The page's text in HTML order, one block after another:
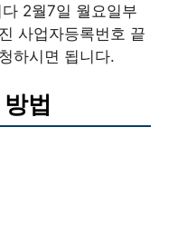
2월7일 월요일부
사업자등록번호 끝
하시면 됩니다.
법